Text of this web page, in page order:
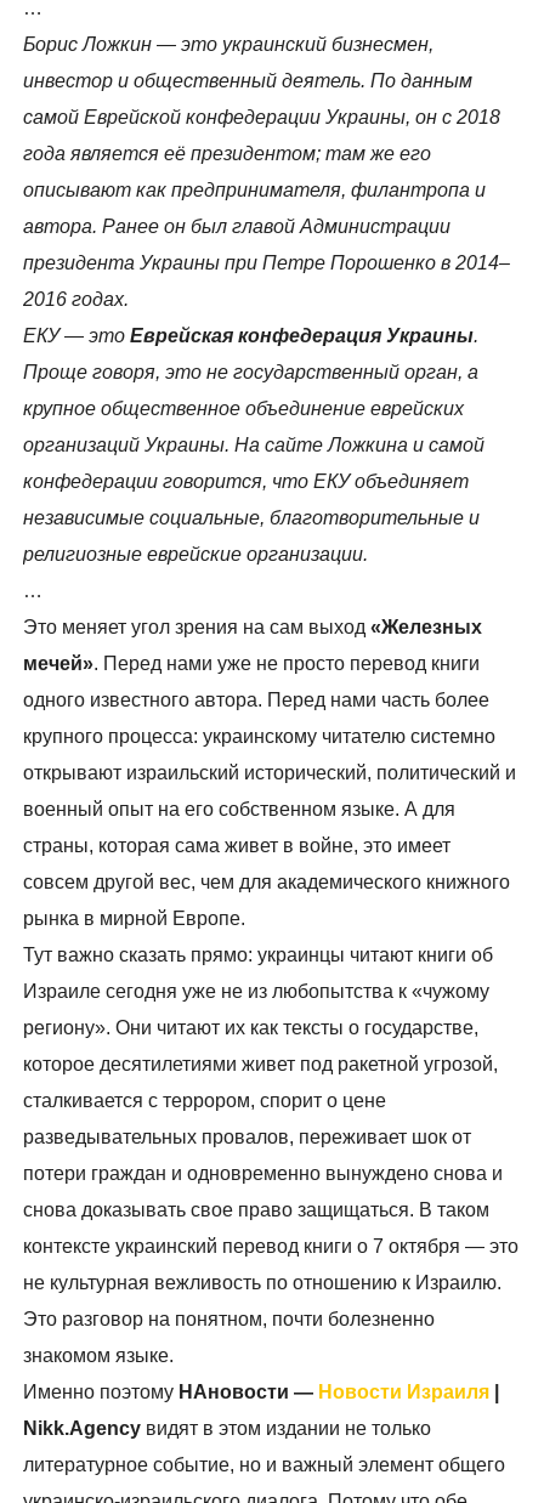
…
Борис Ложкин — это украинский бизнесмен,
инвестор и общественный деятель. По данным
самой Еврейской конфедерации Украины, он с 2018
года является её президентом; там же его
описывают как предпринимателя, филантропа и
автора. Ранее он был главой Администрации
президента Украины при Петре Порошенко в 2014–
2016 годах.
ЕКУ — этоЕврейская конфедерация Украины.
Проще говоря, это не государственный орган, а
крупное общественное объединение еврейских
организаций Украины. На сайте Ложкина и самой
конфедерации говорится, что ЕКУ объединяет
независимые социальные, благотворительные и
религиозные еврейские организации.
…
Это меняет угол зрения на сам выход«Железных
мечей». Перед нами уже не просто перевод книги
одного известного автора. Перед нами часть более
крупного процесса: украинскому читателю системно
открывают израильский исторический, политический и
военный опыт на его собственном языке. А для
страны, которая сама живет в войне, это имеет
совсем другой вес, чем для академического книжного
рынка в мирной Европе.
Тут важно сказать прямо: украинцы читают книги об
Израиле сегодня уже не из любопытства к «чужому
региону». Они читают их как тексты о государстве,
которое десятилетиями живет под ракетной угрозой,
сталкивается с террором, спорит о цене
разведывательных провалов, переживает шок от
потери граждан и одновременно вынуждено снова и
снова доказывать свое право защищаться. В таком
контексте украинский перевод книги о 7 октября — это
не культурная вежливость по отношению к Израилю.
Это разговор на понятном, почти болезненно
знакомом языке.
Именно поэтому НАновости — Новости Израиля
Nikk.Agency видят в этом издании не только
литературное событие, но и важный элемент общего